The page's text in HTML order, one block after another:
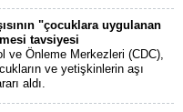
"çocuklara uygulanan
tavsiyesi
ve Önleme Merkezleri (CDC),
ve yetişkinlerin aşı
aldı.